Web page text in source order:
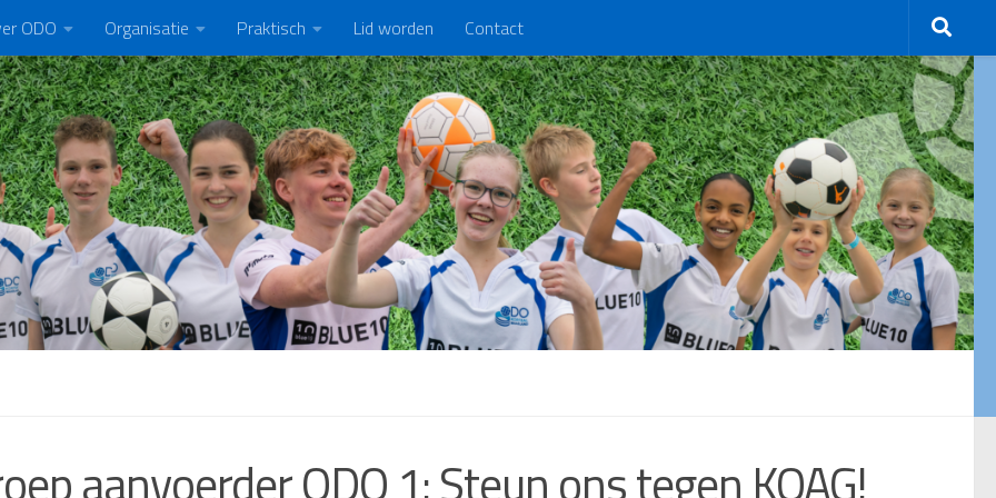
ODO Organisatie Praktisch Lid worden Contact
aanvoerder ODO 1: Steun ons tegen KOAG!